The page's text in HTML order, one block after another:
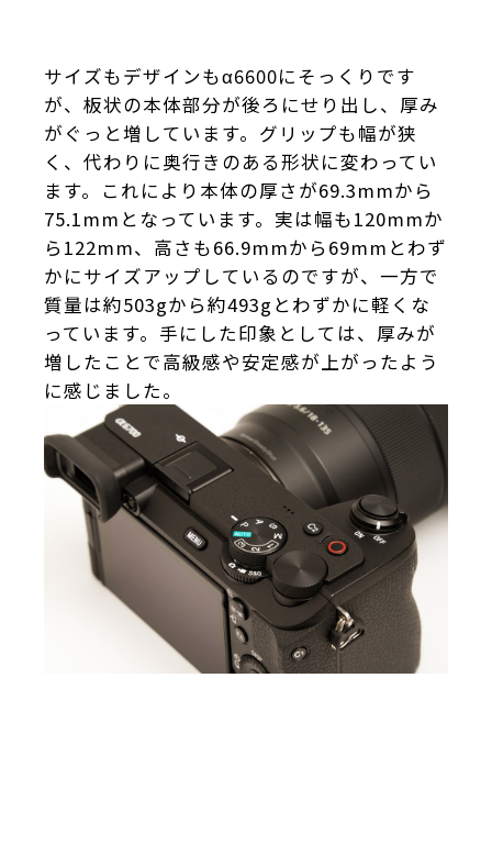
サイズもデザインもα6600にそっくりです
が、板状の本体部分が後ろにせり出し、厚み
がぐっと増しています。グリップも幅が狭
く、代わりに奥行きのある形状に変わってい
ます。これにより本体の厚さが69.3mmから
75.1mmとなっています。実は幅も120mmか
ら122mm、高さも66.9mmから69mmとわず
かにサイズアップしているのですが、一方で
質量は約503gから約493gとわずかに軽くな
っています。手にした印象としては、厚みが
増したことで高級感や安定感が上がったよう
に感じました。